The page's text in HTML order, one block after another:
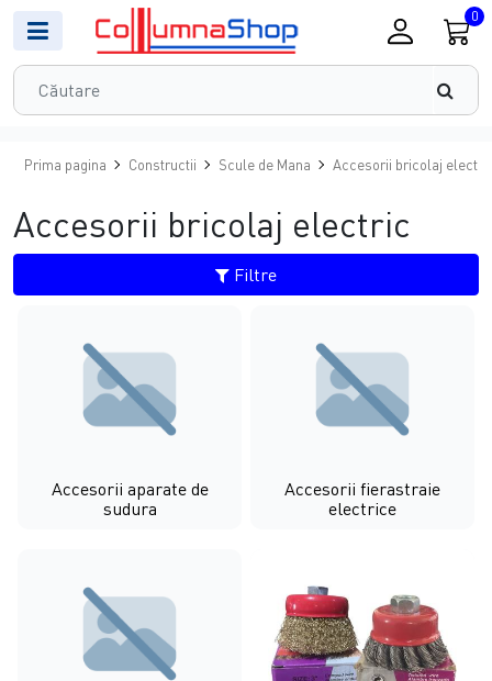
0
Prima pagina Constructii Scule de Mana Accesorii bricolaj
Accesorii bricolaj electric
Filtre
Accesorii aparate de
sudura
Accesorii fierastraie
electrice